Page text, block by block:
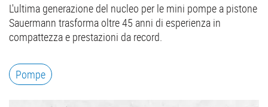
L'ultima generazione del nucleo per le mini pompe a pistone
Sauermann trasforma oltre 45 anni di esperienza in
compattezza e prestazioni da record.
Pompe